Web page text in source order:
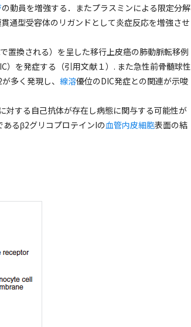
の動員を増強する．またプラスミンによる限定分解
通型受容体のリガンドとして炎症反応を増強させ
置換される）を呈した移行上皮癌の肺動脈転移例
）を発症する（引用文献１）. また急性前骨髄球性
多く発現し、 線溶優位のDIC発症との関連が示唆
対する自己抗体が存在し病態に関与する可能性が
るβ2グリコプロテインIの血管内皮細胞表面の結